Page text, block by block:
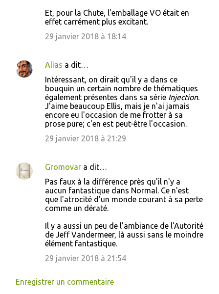
Et, pour la Chute, l'emballage VO était en
effet carrément plus excitant.
29 janvier 2018 à 18:14
Alias a dit…
Intéressant, on dirait qu'il y a dans ce
bouquin un certain nombre de thématiques
également présentes dans sa série Injection.
J'aime beaucoup Ellis, mais je n'ai jamais
encore eu l'occasion de me frotter à sa
prose pure; c'en est peut-être l'occasion.
29 janvier 2018 à 21:29
Gromovar a dit…
Pas faux à la différence près qu'il n'y a
aucun fantastique dans Normal. Ce n'est
que l'atrocité d'un monde courant à sa perte
comme un dératé.
Il y a aussi un peu de l'ambiance de l'Autorité
de Jeff Vandermeer, là aussi sans le moindre
élément fantastique.
29 janvier 2018 à 21:54
Enregistrer un commentaire